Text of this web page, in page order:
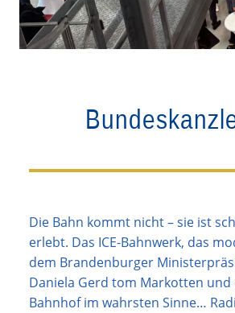
Die Bahn kommt nicht – sie ist
erlebt. Das ICE-Bahnwerk, das
dem Brandenburger
Daniela Gerd tom Markotten
Bahnhof im wahrsten Sinne…